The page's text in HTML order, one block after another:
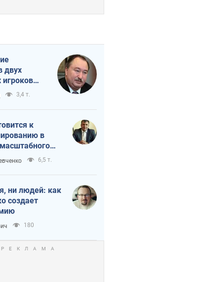
двух
план
3,4 т.
к
в
6,5 т.
ни людей: как
создает
180